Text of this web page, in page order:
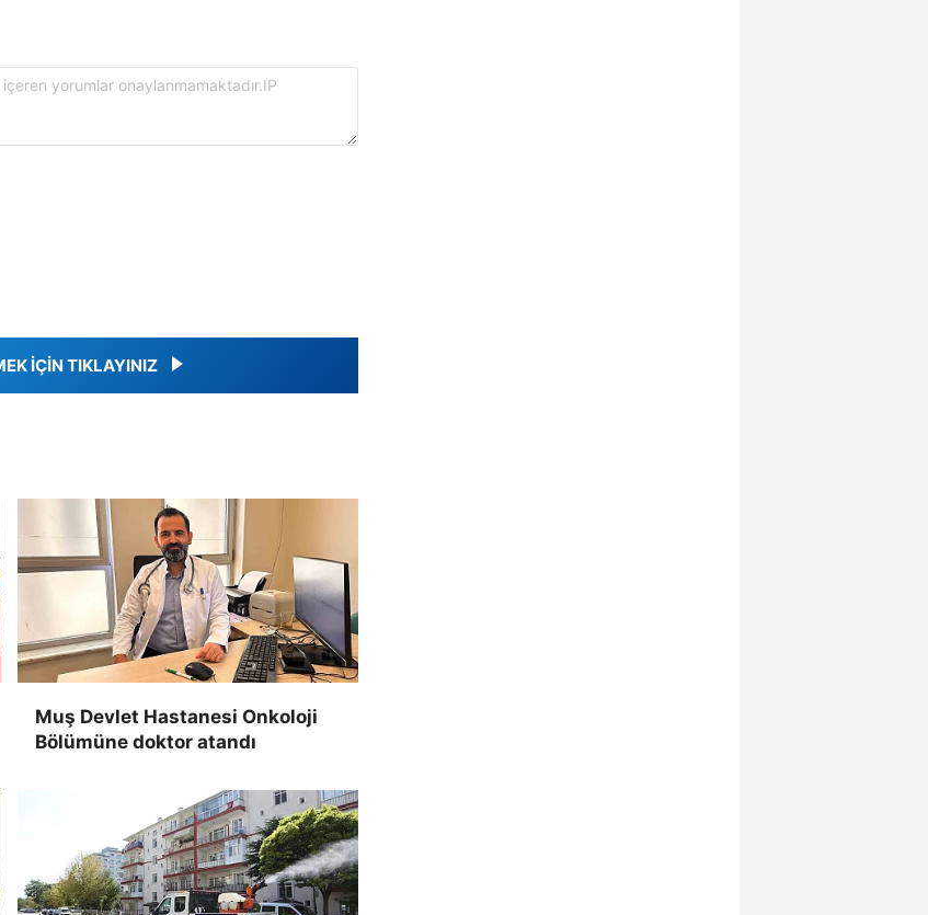
İÇİN TIKLAYINIZ
Muş Devlet Hastanesi Onkoloji
Bölümüne doktor atandı